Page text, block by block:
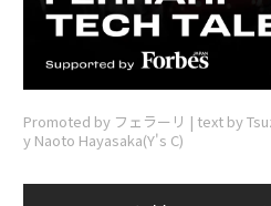
Promoted by フェラーリ | text by
y Naoto Hayasaka(Y's C)